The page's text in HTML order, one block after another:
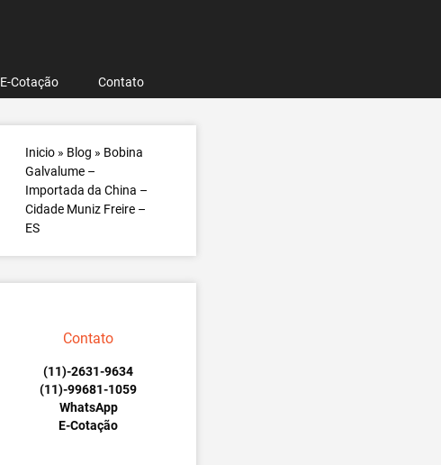
E-Cotação Contato
Inicio » Blog » Bobina
Galvalume –
Importada da China –
Cidade Muniz Freire –
ES
Contato
(11)-2631-9634
(11)-99681-1059
WhatsApp
E-Cotação